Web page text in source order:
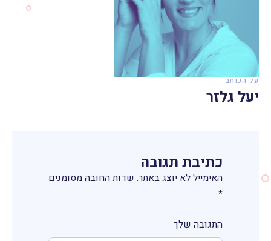
על הכותב
יעל גלזר
כתיבת תגובה
האימייל לא יוצג באתר. שדות החובה מסומנים
*
התגובה שלך